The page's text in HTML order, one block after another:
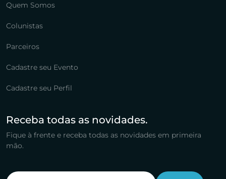
Quem Somos
Colunistas
Parceiros
Cadastre seu Evento
Cadastre seu Perfil
Receba todas as novidades.
Fique à frente e receba todas as novidades em primeira
mão.